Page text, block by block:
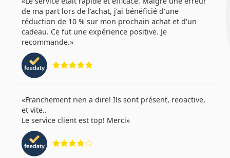
de ma part lors de l'achat, j'ai bénéficié d'une
réduction de 10 % sur mon prochain achat et d'un
cadeau. Ce fut une expérience positive. Je
recommande.
Franchement rien a dire! Ils sont présent, reoactive,
et vite..
Le service client est top! Merci